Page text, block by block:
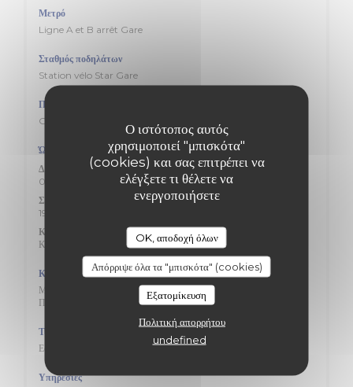
Ο ιστότοπος αυτός
χρησιμοποιεί "μπισκότα"
(cookies) και σας επιτρέπει να
ελέγξετε τι θέλετε να
ενεργοποιήσετε
OK, αποδοχή όλων
Απόρριψε όλα τα "μπισκότα" (cookies)
Εξατομίκευση
Πολιτική απορρήτου
undefined
Μετρό
Ligne A et B arrêt Gare
Σταθμός ποδηλάτων
Station vélo Star Gare
Πάρκινγκ
Gare
Ώρες λειτουργίας
Δ�
09:00 - 21:30
Σάββατο
19:00 - 21:30
Κυριακή
Κλειστό
Κουζίνα
Μεσημεριανό, bretonne, Κρέπες, Σπιτικό, νωπού προϊόντος,
Παραδοσιακή κουζίνα
Τύπος επιχείρησης
Εστιατόριο με μπαρ
Υπηρεσίες